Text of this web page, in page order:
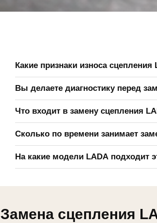
Какие признаки износа сцепления
затрудненное переключение передач.
Вы делаете диагностику перед
подшипника и связанных узлов.
Что входит в замену сцепления
подшипника и последующая проверка
Сколько по времени занимает
сообщается после осмотра и
На какие модели LADA подходит
модели можно уточнить по телефону или
Замена сцепления